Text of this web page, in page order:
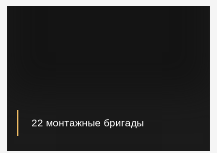
22 монтажные бригады